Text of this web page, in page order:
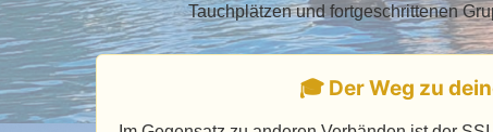
Tauchplätzen und fortgeschrittenen
🎓 Der Weg zu